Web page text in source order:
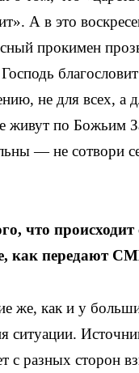
А в это
прокимен
не для всех, а
живут по Божьим
— не сотвори
происходит
как передают
как и у
ситуации.
с разных сторон